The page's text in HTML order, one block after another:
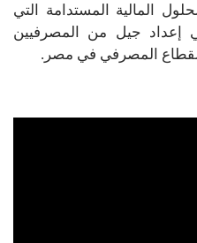
المالية المستدامة التي
إعداد جيل من المصرفيين
المصرفي في مصر.